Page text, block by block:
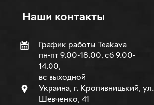
Наши контакты
График работы Teakava
пн-пт 9.00-18.00, сб 9.00-
14.00,
вс выходной
Украина, г. Кропивницький, ул.
Шевченко, 41